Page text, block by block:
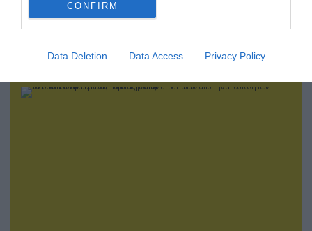
CONFIRM
Data Deletion Data Access Privacy Policy
07.08.2026 | 16:02
Κ.Τσίγκας για νέα Canadair DHC-515: «Θα
ρίψεις νερού»